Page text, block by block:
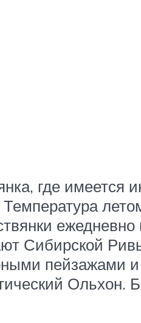
где имеется
Сибирской
пейзажами
Ольхон.